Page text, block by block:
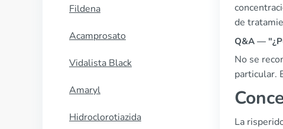
Fildena
Acamprosato
Vidalista Black
Amaryl
Hidroclorotiazida
de
Q&A —
No se
particular.
La